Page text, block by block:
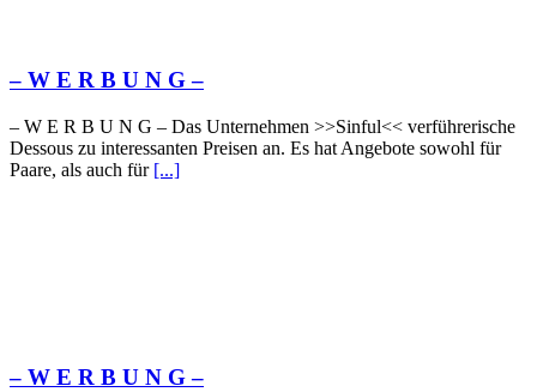
– W Ε R Β U Ν G –
– W Ε R Β U Ν G – Das Unternehmen >>Sinful<< verführerische
Dessous zu interessanten Preisen an. Es hat Angebote sowohl für
Paare, als auch für [...]
– W Ε R Β U Ν G –